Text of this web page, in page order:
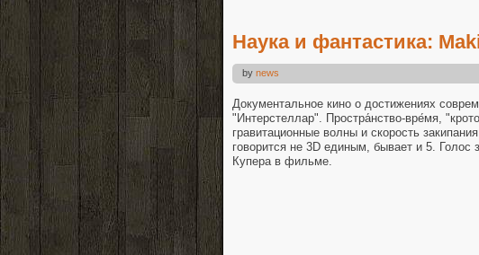
Наука и фантастика:
by news
Документальное кино о достижениях
"Интерстеллар". Простра́нство-вре́мя,
гравитационные волны и скорость
говорится не 3D единым, бывает и 5.
Купера в фильме.